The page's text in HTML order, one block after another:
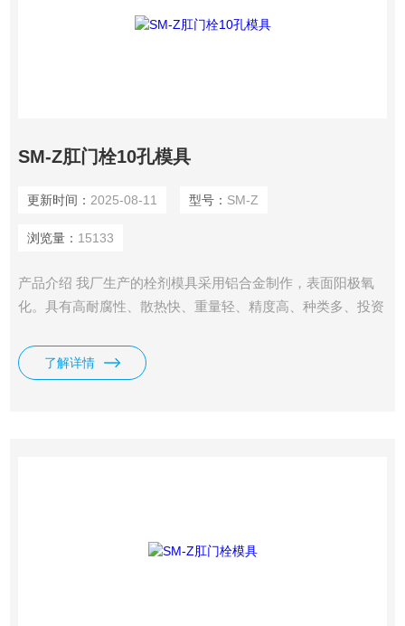
SM-Z肛门栓10孔模具
更新时间： 2025-08-11 型号： SM-Z
浏览量： 15133
产品介绍 我厂生产的栓剂模具采用铝合金制作，表面阳极氧
化。具有高耐腐性、散热快、重量轻、精度高、种类多、投资
校、医院、药厂研发中心、研究所等小规模试制生产及教学演
示的*
了解详情